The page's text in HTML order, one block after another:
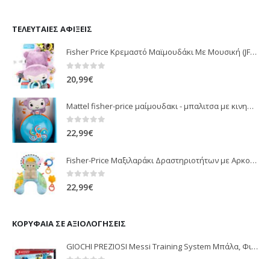
ΤΕΛΕΥΤΑΊΕΣ ΑΦΊΞΕΙΣ
Fisher Price Κρεμαστό Μαϊμουδάκι Με Μουσική (JFF02)
20,99€
Mattel fisher-price μαίμουδακι - μπαλιτσα με κινηση JLB95
0 out of 5
22,99€
Fisher-Price Μαξιλαράκι Δραστηριοτήτων με Αρκουδάκι (JHB44)
0 out of 5
22,99€
ΚΟΡΥΦΑΊΑ ΣΕ ΑΞΙΟΛΟΓΉΣΕΙΣ
GIOCHI PREZIOSI Messi Training System Μπάλα, Φιγούρα, Εμφάνιση, Tattoo Σετ Προπόνησης MEM06000